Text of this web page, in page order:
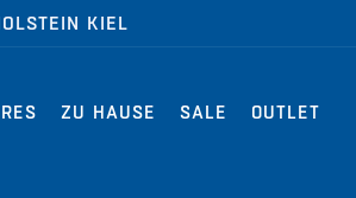
KIEL
ZU HAUSE SALE OUTLET